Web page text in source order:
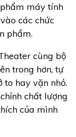
máy tính
các chức
phẩm.
cùng bộ
trong hơn, tự
to hay vặn nhỏ.
chất lượng
của mình